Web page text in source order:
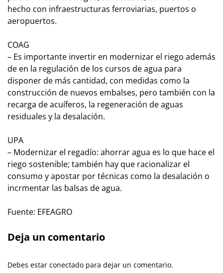
hecho con infraestructuras ferroviarias, puertos o
aeropuertos.
COAG
– Es importante invertir en modernizar el riego además
de en la regulación de los cursos de agua para
disponer de más cantidad, con medidas como la
construcción de nuevos embalses, pero también con la
recarga de acuíferos, la regeneración de aguas
residuales y la desalación.
UPA
– Modernizar el regadío: ahorrar agua es lo que hace el
riego sostenible; también hay que racionalizar el
consumo y apostar por técnicas como la desalación o
incrmentar las balsas de agua.
Fuente: EFEAGRO
Deja un comentario
Debes estar conectado para dejar un comentario.